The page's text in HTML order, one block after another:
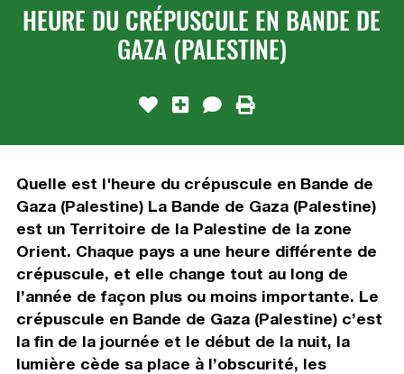
HEURE DU CRÉPUSCULE EN BANDE DE
GAZA (PALESTINE)
Quelle est l'heure du crépuscule en Bande de
Gaza (Palestine) La Bande de Gaza (Palestine)
est un Territoire de la Palestine de la zone
Orient. Chaque pays a une heure différente de
crépuscule, et elle change tout au long de
l’année de façon plus ou moins importante. Le
crépuscule en Bande de Gaza (Palestine) c’est
la fin de la journée et le début de la nuit, la
lumière cède sa place à l’obscurité, les